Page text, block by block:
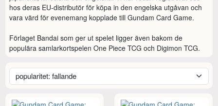
hos deras EU-distributör för köpa in den engelska utgåvan och
vara värd för evenemang kopplade till Gundam Card Game.
Förlaget Bandai som ger ut spelet ligger även bakom de
populära samlarkortspelen One Piece TCG och Digimon TCG.